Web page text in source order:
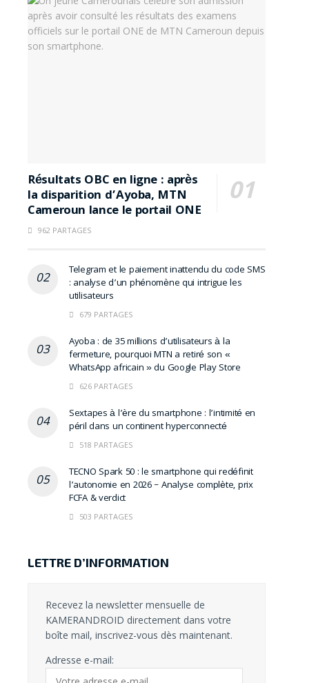
Résultats OBC en ligne : après
la disparition d’Ayoba, MTN
Cameroun lance le portail ONE
962 PARTAGES
Telegram et le paiement inattendu du code SMS
: analyse d’un phénomène qui intrigue les
utilisateurs
679 PARTAGES
Ayoba : de 35 millions d’utilisateurs à la
fermeture, pourquoi MTN a retiré son «
WhatsApp africain » du Google Play Store
626 PARTAGES
Sextapes à l’ère du smartphone : l’intimité en
péril dans un continent hyperconnecté
518 PARTAGES
TECNO Spark 50 : le smartphone qui redéfinit
l’autonomie en 2026 – Analyse complète, prix
FCFA & verdict
503 PARTAGES
LETTRE D’INFORMATION
Recevez la newsletter mensuelle de
KAMERANDROID directement dans votre
boîte mail, inscrivez-vous dès maintenant.
Adresse e-mail: